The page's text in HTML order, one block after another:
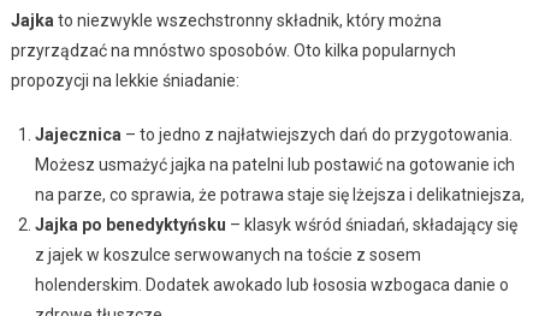
Jajka to niezwykle wszechstronny składnik, który można
przyrządzać na mnóstwo sposobów. Oto kilka popularnych
propozycji na lekkie śniadanie:
Jajecznica – to jedno z najłatwiejszych dań do przygotowania.
Możesz usmażyć jajka na patelni lub postawić na gotowanie ich
na parze, co sprawia, że potrawa staje się lżejsza i delikatniejsza,
Jajka po benedyktyńsku – klasyk wśród śniadań, składający się
z jajek w koszulce serwowanych na toście z sosem
holenderskim. Dodatek awokado lub łososia wzbogaca danie o